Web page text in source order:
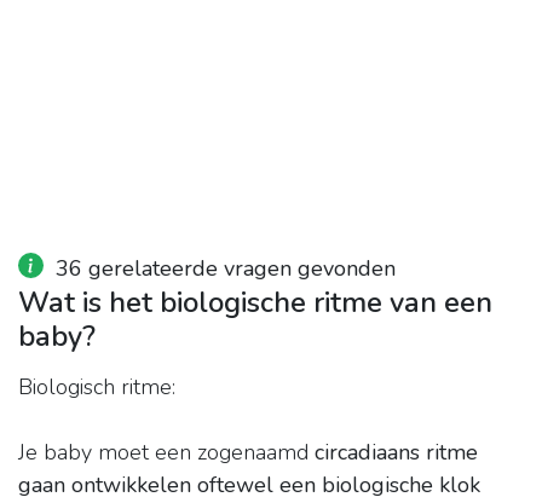
36 gerelateerde vragen gevonden
Wat is het biologische ritme van een
baby?
Biologisch ritme:
Je baby moet een zogenaamd circadiaans ritme
gaan ontwikkelen oftewel een biologische klok